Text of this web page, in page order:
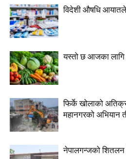
विदेशी औषधि
यस्तो छ आजका
फिर्के खोलाको
महानगरको अभियान
नेपालगन्जको शितलन